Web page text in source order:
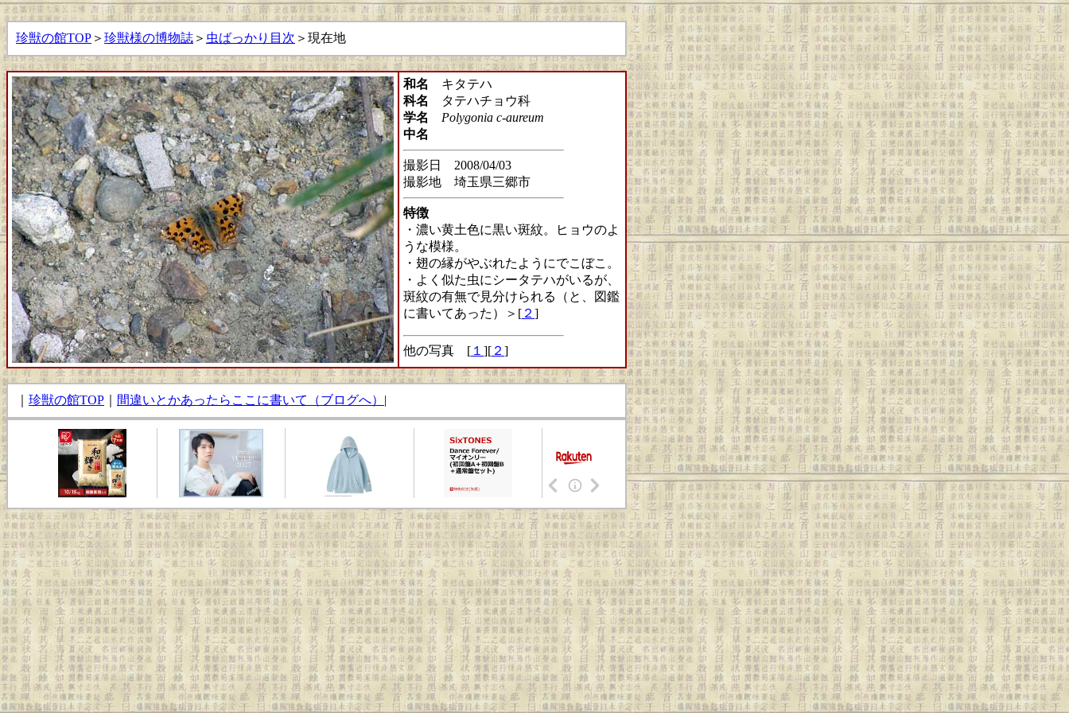
珍獣の館TOP ＞ 珍獣様の博物誌 ＞ 虫ばっかり目次 ＞現在地
和名
キタテハ
科名
タテハチョウ科
学名
Polygonia c-aureum
中名
撮影日 2008/04/03
撮影地 埼玉県三郷市
特徴
・濃い黄土色に黒い斑紋。ヒョウのよ
うな模様。
・翅の縁がやぶれたようにでこぼこ。
・よく似た虫にシータテハがいるが、
斑紋の有無で見分けられる（と、図鑑
に書いてあった）＞[ ２ ]
他の写真 [ １ ][ ２ ]
珍獣の館TOP 間違いとかあったらここに書いて（ブログへ） |